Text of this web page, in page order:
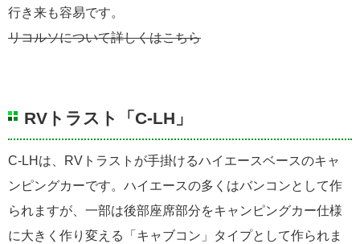
行き来も容易です。
リコルソについて詳しくはこちら
RVトラスト「C-LH」
C-LHは、RVトラストが手掛けるハイエースベースのキャ
ンピングカーです。ハイエースの多くはバンコンとして作
られますが、一部は後部座席部分をキャンピングカー仕様
に大きく作り変える「キャブコン」タイプとして作られま